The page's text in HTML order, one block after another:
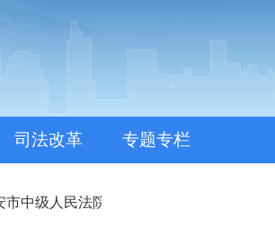
司法改革 专题专栏
中级人民法院2025年度部门决算公开